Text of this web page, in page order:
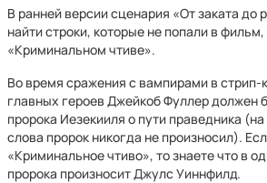
В ранней версии сценария «От заката до
найти строки, которые не попали в
«Криминальном чтиве».
Во время сражения с вампирами в стрип-
главных героев Джейкоб Фуллер должен
пророка Иезекииля о пути праведника
слова пророк никогда не произносил).
«Криминальное чтиво», то знаете что в
пророка произносит Джулс Уиннфилд.